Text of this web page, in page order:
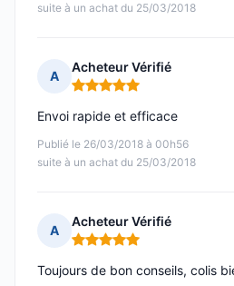
suite à un achat du 25/03/2018
A
Acheteur Vérifié
Note : 5 sur 5
Publié le 26/03/2018 à 00h56
suite à un achat du 25/03/2018
Envoi rapide et efficace
A
Acheteur Vérifié
Note : 5 sur 5
Toujours de bon conseils, colis